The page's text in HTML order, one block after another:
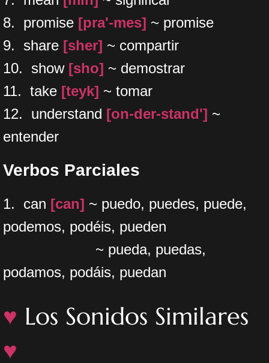
8. promise [pra'-mes] ~ promise
9. share [sher] ~ compartir
10. show [sho] ~ demostrar
11. take [teyk] ~ tomar
12. understand [on-der-stand'] ~
entender
Verbos Parciales
1. can [can] ~ puedo, puedes, puede,
podemos, podéis, pueden
~ pueda, puedas,
podamos, podáis, puedan
♥ Los Sonidos Similares
♥